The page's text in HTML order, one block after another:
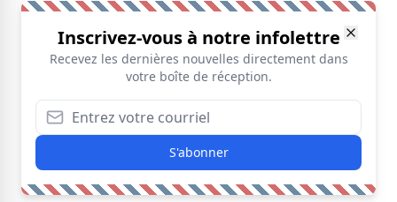
Inscrivez-vous à notre infolettre
Recevez les dernières nouvelles directement dans
votre boîte de réception.
S'abonner